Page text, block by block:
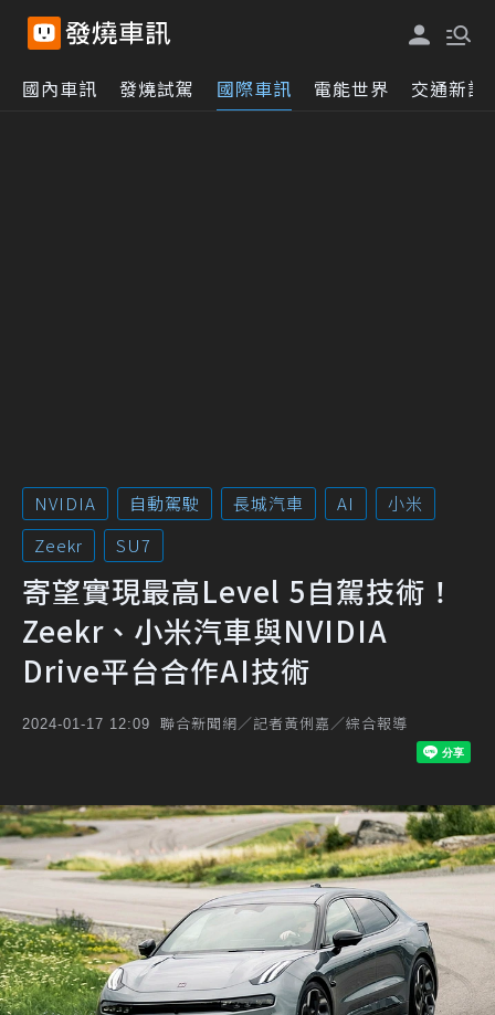
國內車訊 發燒試駕 國際車訊 電能世界 交通新訊
NVIDIA 自動駕駛 長城汽車 AI
小米
Zeekr
SU7
寄望實現最高Level 5自駕技術！
Zeekr、小米汽車與NVIDIA
Drive平台合作AI技術
2024-01-17 12:09 聯合新聞網／記者黃俐嘉／綜合報導